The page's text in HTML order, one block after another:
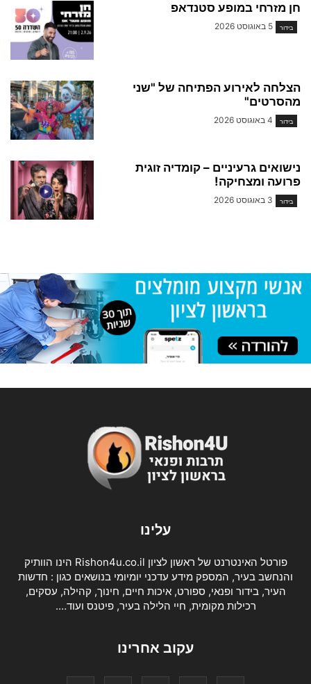
חן מזרחי במופע סטנדאפ
בידור 5 באוגוסט 2026
הצלחה לאירוע הפתיחה של "שני
מהסרטים"
בידור 4 באוגוסט 2026
נישואים גרעיניים – קומדיה זוגית
פרועה ומצחיקה!
בידור 3 באוגוסט 2026
עלינו
פורטל האינטרנט של ראשון לציון Rishon4u.co.il הינו הוותיק
והנחשב בעיר, המספק מידע עדכני יומיומי בנושאים כגון : חדשות
העיר, בידור ופנאי, ספורט, איכות חיים, חינוך, קהילה, עסקים,
רכילות מקומית, חיי הלילה בעיר, פיטנס ועוד….
עקוב אחרינו